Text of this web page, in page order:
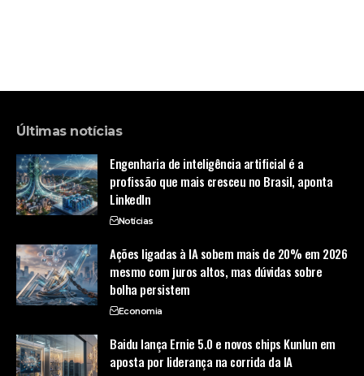
Últimas notícias
Engenharia de inteligência artificial é a
profissão que mais cresceu no Brasil, aponta
LinkedIn
Notícias
Ações ligadas à IA sobem mais de 20% em 2026
mesmo com juros altos, mas dúvidas sobre
bolha persistem
Economia
Baidu lança Ernie 5.0 e novos chips Kunlun em
aposta por liderança na corrida da IA